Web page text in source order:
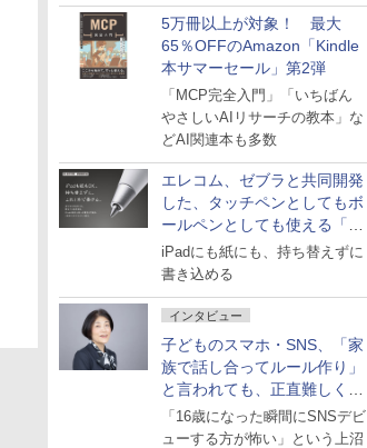
5万冊以上が対象！ 最大
65％OFFのAmazon「Kindle
本サマーセール」第2弾
「MCP完全入門」「いちばん
やさしいAIリサーチの教本」な
どAI関連本も多数
エレコム、ゼブラと共同開発
した、タッチペンとしてもボ
ールペンとしても使える「ス
タイラスツーウェイ」発売
iPadにも紙にも、持ち替えずに
書き込める
インタビュー
子どものスマホ・SNS、「家
族で話し合ってルール作り」
と言われても、正直難しくな
いですか？
「16歳になった瞬間にSNSデビ
ューする方が怖い」という上沼